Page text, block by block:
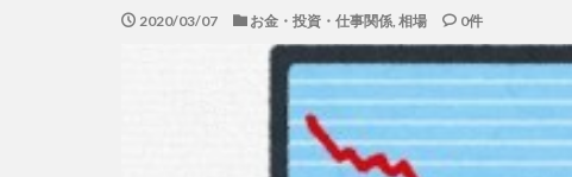
2020/03/07 お金・投資・仕事関係, 相場 0件